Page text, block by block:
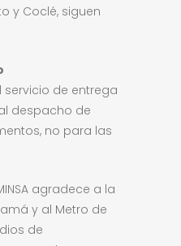
y Coclé, siguen
servicio de entrega
despacho de
no para las
agradece a la
y al Metro de
de